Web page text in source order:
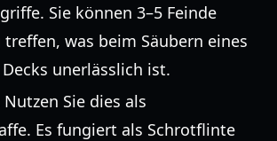
Sie können 3–5 Feinde
was beim Säubern eines
unerlässlich ist.
Nutzen Sie dies als
Es fungiert als Schrotflinte